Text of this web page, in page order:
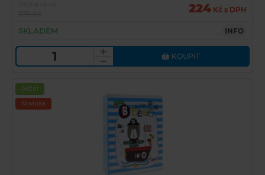
224 Kč s DPH
SKLADEM INFO
KOUPIT
Akční
Novinka